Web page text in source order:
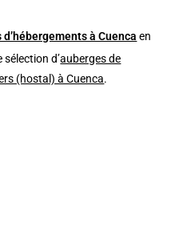
à Cuenca en
sélection d’auberges de
(hostal) à Cuenca.